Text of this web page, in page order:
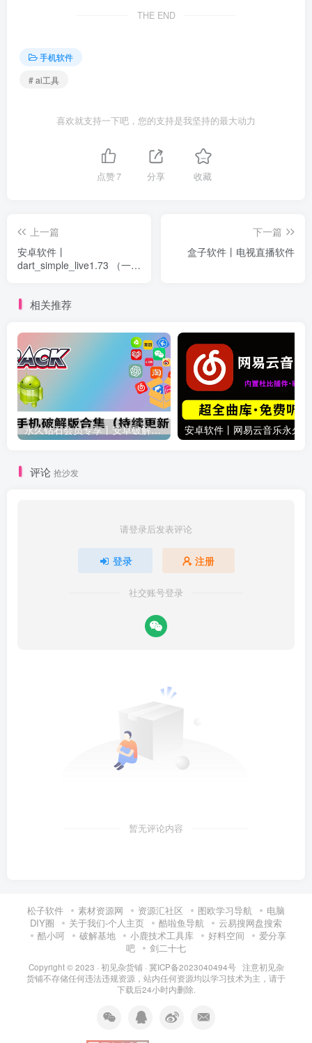
THE END
手机软件
# ai工具
喜欢就支持一下吧，您的支持是我坚持的最大动力
点赞7 分享 收藏
上一篇
安卓软件丨
dart_simple_live1.73 （一个
下一篇
盒子软件丨电视直播软件
相关推荐
永久钻石会员专享丨安卓破解软件合集(更新至2025.4.11）
评论 抢沙发
请登录后发表评论
登录 注册
社交账号登录
暂无评论内容
松子软件 素材资源网 资源汇社区 图欧学习导航
电脑
DIY圈
关于我们-个人主页 酷啦鱼导航
云易搜网盘搜索
酷小呵
破解基地 小鹿技术工具库 好料空间
爱分享
吧
剑二十七
Copyright © 2023 · 初见杂货铺· 冀ICP备2023040494号 注意初见杂
货铺不存储任何违法违规资源，站内任何资源均以学习技术为主，请于
下载后24小时内删除.